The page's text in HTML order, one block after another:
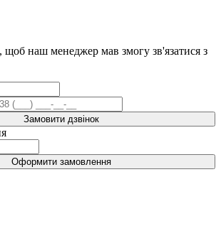
щоб наш менеджер мав змогу зв'язатися з
Замовити дзвінок
Оформити замовлення